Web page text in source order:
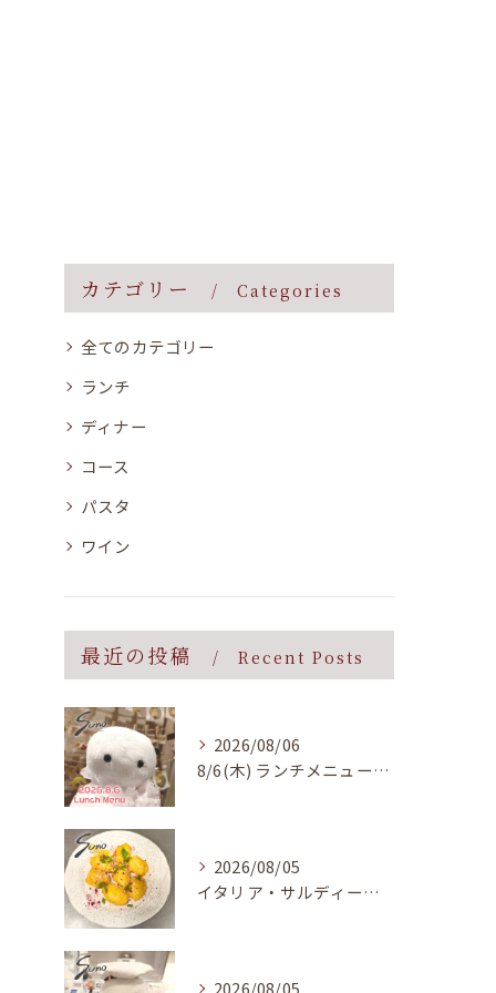
カテゴリー Categories
全てのカテゴリー
ランチ
ディナー
コース
パスタ
ワイン
最近の投稿 Recent Posts
2026/08/06
8/6(木) ランチメニューのご案内
2026/08/05
イタリア・サルディーニャ島で親しまれている郷土料理をイメージ...
2026/08/05